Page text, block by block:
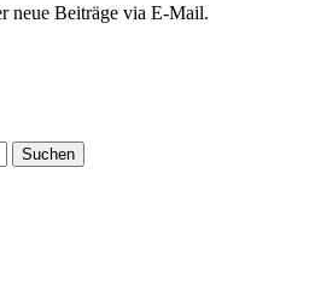
neue Beiträge via E-Mail.